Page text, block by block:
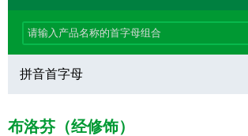
拼音首字母
布洛芬（经修饰）